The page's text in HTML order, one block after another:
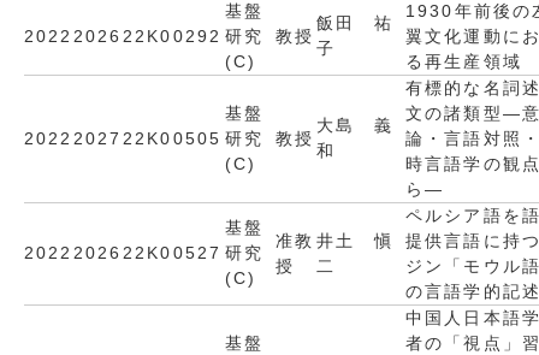
2022 2026 22K00292
基盤
研究
(C)
教授
飯田 祐
子
1930年前後の
翼文化運動に
る再生産領域
2022 2027 22K00505
基盤
研究
(C)
教授
大島 義
和
有標的な名詞
文の諸類型―
論・言語対照
時言語学の観
ら―
2022 2026 22K00527
基盤
研究
(C)
准教
授
井土 愼
二
ペルシア語を
提供言語に持
ジン「モウル
の言語学的記
基盤
中国人日本語
者の「視点」